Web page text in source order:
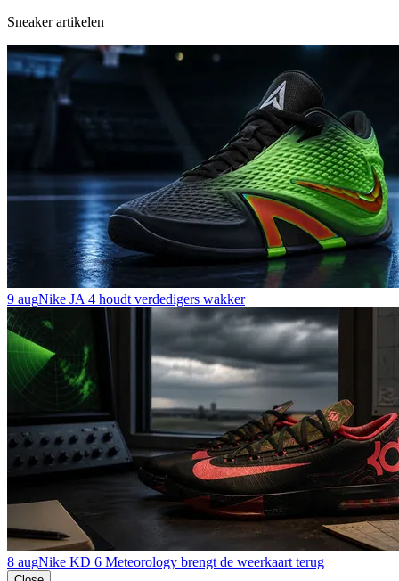
Sneaker artikelen
9 augNike JA 4 houdt verdedigers wakker
8 augNike KD 6 Meteorology brengt de weerkaart terug